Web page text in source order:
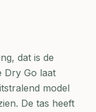
dat is de
Dry Go laat
model
De tas heeft